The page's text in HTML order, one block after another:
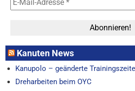
Kanuten News
Kanupolo – geänderte
Dreharbeiten beim OYC